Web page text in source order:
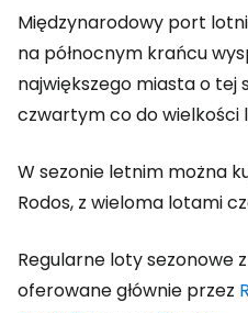
Międzynarodowy port
na północnym krańcu
największego miasta o tej
czwartym co do wielkości
W sezonie letnim można
Rodos, z wieloma lotami
Regularne loty sezonowe
oferowane głównie przez